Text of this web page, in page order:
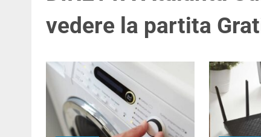
vedere la partita